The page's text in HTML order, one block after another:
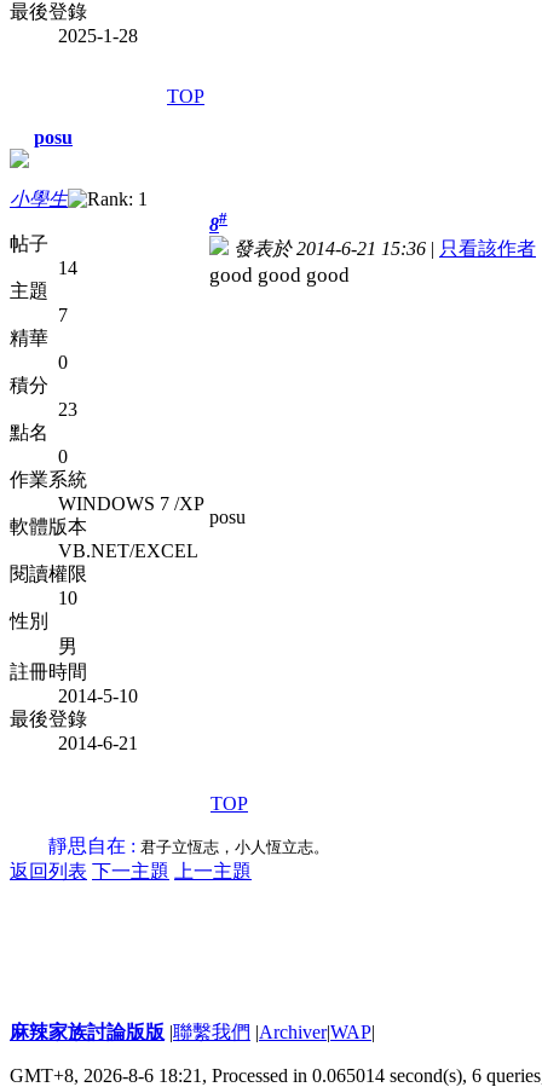
最後登錄
2025-1-28
TOP
posu
小學生
帖子
14
主題
7
精華
0
積分
23
點名
0
作業系統
WINDOWS 7 /XP
軟體版本
VB.NET/EXCEL
閱讀權限
10
性別
男
註冊時間
2014-5-10
最後登錄
2014-6-21
8#
發表於 2014-6-21 15:36 | 只看該作者
good good good
posu
TOP
靜思自在 : 君子立恆志，小人恆立志。
返回列表 下一主題 上一主題
麻辣家族討論版版 |聯繫我們 |Archiver|WAP|
GMT+8, 2026-8-6 18:21, Processed in 0.065014 second(s), 6